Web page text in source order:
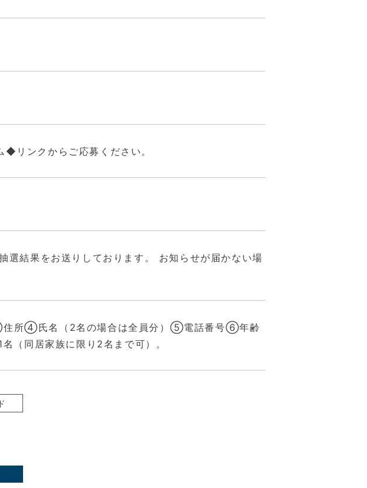
リンクからご応募ください。
選結果をお送りしております。 お知らせが届かない場
所④氏名（2名の場合は全員分）⑤電話番号⑥年齢
（同居家族に限り2名まで可）。